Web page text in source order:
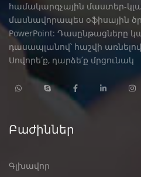
համակարգչային մաստեր-
մասնավորապես օֆիսային
PowerPoint: Դասընթացները
դասապլանով՝ հաշվի
Սովորե՛ք, դարձե՛ք մրցունակ
Բաժիններ
Գլխավոր